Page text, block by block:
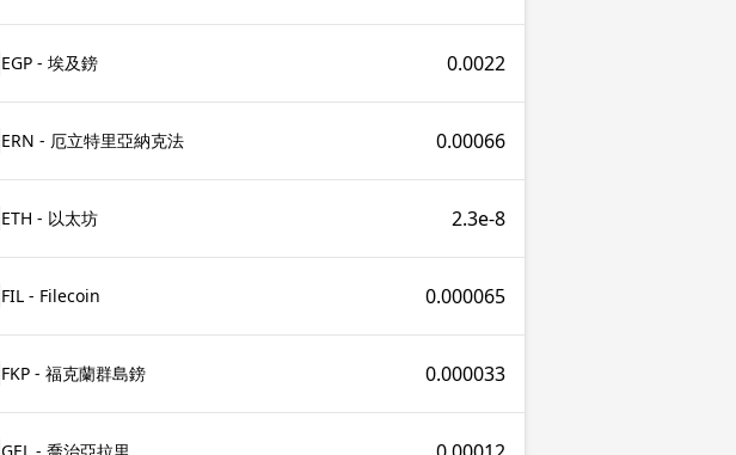
EGP - 埃及鎊 0.0022
ERN - 厄立特里亞納克法 0.00066
ETH - 以太坊 2.3e-8
FIL - Filecoin 0.000065
FKP - 福克蘭群島鎊 0.000033